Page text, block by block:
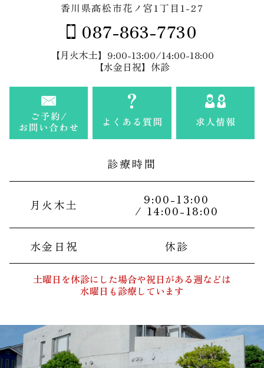
香川県高松市花ノ宮1丁目1-27
087-863-7730
【月火木土】9:00-13:00/14:00-18:00
【水金日祝】休診
診療時間
月火木土 9:00-13:00
/ 14:00-18:00
水金日祝 休診
土曜日を休診にした場合や祝日がある週などは
水曜日も診療しています